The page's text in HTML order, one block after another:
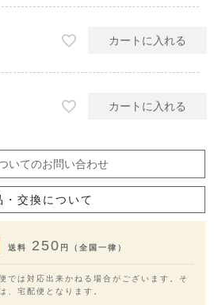
カートに入れる
カートに入れる
いてのお問い合わせ
・交換について
送料 250 円（全国一律）
では対応出来かねる場合がございます。そ
、宅配便となります。